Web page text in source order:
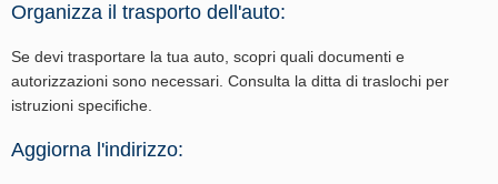
Organizza il trasporto dell'auto:
Se devi trasportare la tua auto, scopri quali documenti e
autorizzazioni sono necessari. Consulta la ditta di traslochi per
istruzioni specifiche.
Aggiorna l'indirizzo: